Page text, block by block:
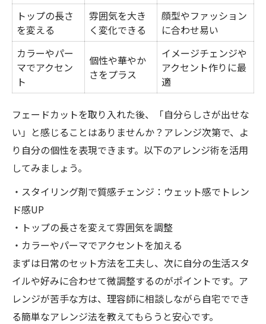
トップの長さ
を変える
雰囲気を大き
く変化できる
顔型やファッション
に合わせ易い
カラーやパー
マでアクセン
ト
個性や華やか
さをプラス
イメージチェンジや
アクセント作りに最
適
フェードカットを取り入れた後、「自分らしさが出せな
い」と感じることはありませんか？アレンジ次第で、よ
り自分の個性を表現できます。以下のアレンジ術を活用
してみましょう。
・スタイリング剤で質感チェンジ：ウェット感でトレン
ド感UP
・トップの長さを変えて雰囲気を調整
・カラーやパーマでアクセントを加える
まずは日常のセット方法を工夫し、次に自分の生活スタ
イルや好みに合わせて微調整するのがポイントです。ア
レンジが苦手な方は、理容師に相談しながら自宅ででき
る簡単なアレンジ法を教えてもらうと安心です。